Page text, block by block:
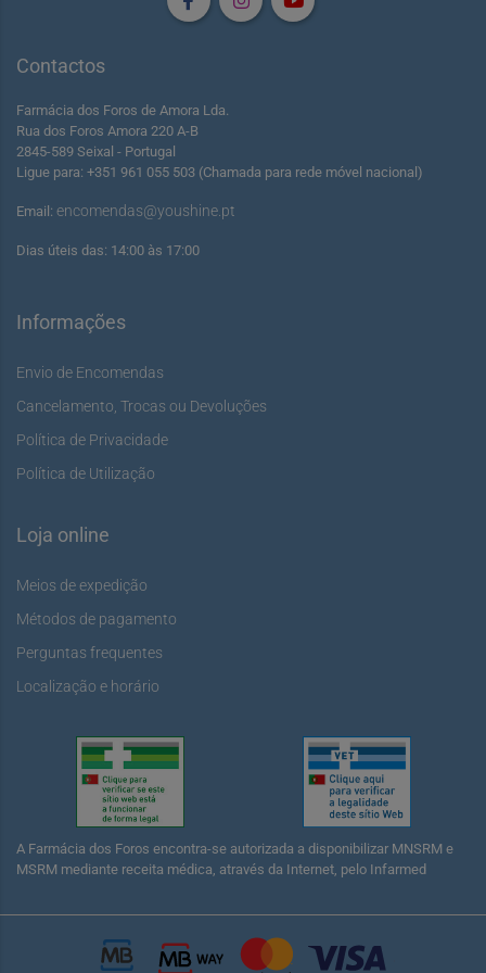
Contactos
Farmácia dos Foros de Amora Lda.
Rua dos Foros Amora 220 A-B
2845-589 Seixal - Portugal
Ligue para: +351 961 055 503 (Chamada para rede móvel nacional)
Email: encomendas@youshine.pt
Dias úteis das: 14:00 às 17:00
Informações
Envio de Encomendas
Cancelamento, Trocas ou Devoluções
Política de Privacidade
Política de Utilização
Loja online
Meios de expedição
Métodos de pagamento
Perguntas frequentes
Localização e horário
A Farmácia dos Foros encontra-se autorizada a disponibilizar MNSRM e
MSRM mediante receita médica, através da Internet, pelo Infarmed